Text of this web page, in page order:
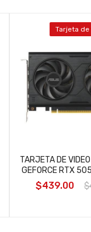
Tarjeta de
TARJETA DE
GEFORCE RTX
$439.00